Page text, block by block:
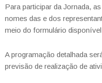
Para participar da Jornada,
nomes das e dos
meio do formulário disponível
A programação detalhada
previsão de realização de